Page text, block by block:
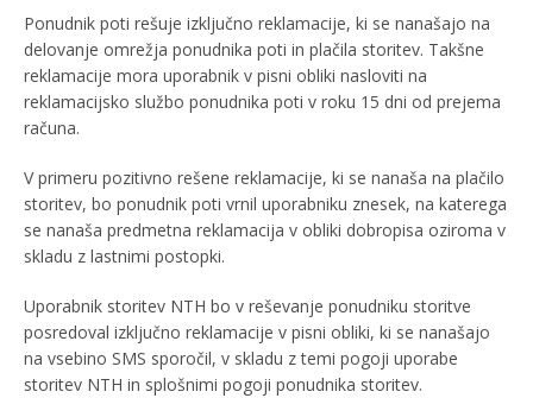
Ponudnik poti rešuje izključno reklamacije, ki se nanašajo na
delovanje omrežja ponudnika poti in plačila storitev. Takšne
reklamacije mora uporabnik v pisni obliki nasloviti na
reklamacijsko službo ponudnika poti v roku 15 dni od prejema
računa.
V primeru pozitivno rešene reklamacije, ki se nanaša na plačilo
storitev, bo ponudnik poti vrnil uporabniku znesek, na katerega
se nanaša predmetna reklamacija v obliki dobropisa oziroma v
skladu z lastnimi postopki.
Uporabnik storitev NTH bo v reševanje ponudniku storitve
posredoval izključno reklamacije v pisni obliki, ki se nanašajo
na vsebino SMS sporočil, v skladu z temi pogoji uporabe
storitev NTH in splošnimi pogoji ponudnika storitev.